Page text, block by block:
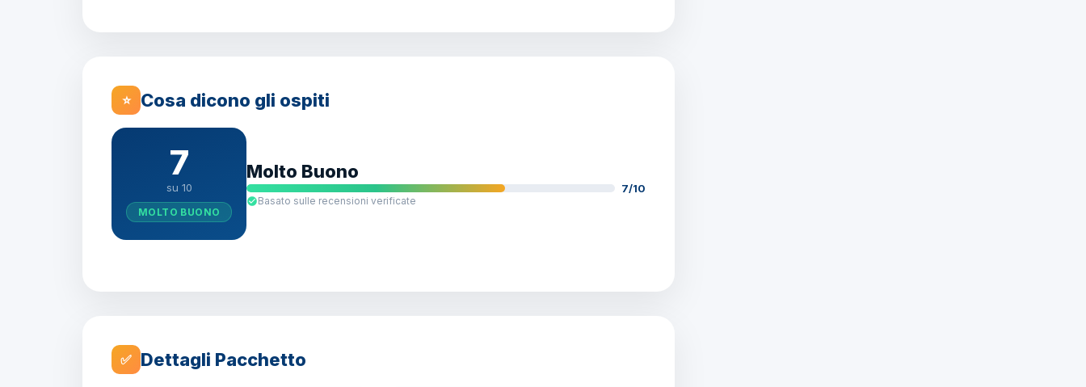
⭐ Cosa dicono gli ospiti
7
su 10
MOLTO BUONO
Molto Buono
7/10
Basato sulle recensioni verificate
✅ Dettagli Pacchetto